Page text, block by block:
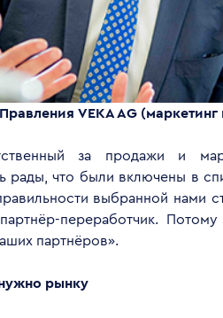
VEKAAG
за продажи и
рады, что были включены в
выбранной нами
переработчик.
партнёров».
рынку